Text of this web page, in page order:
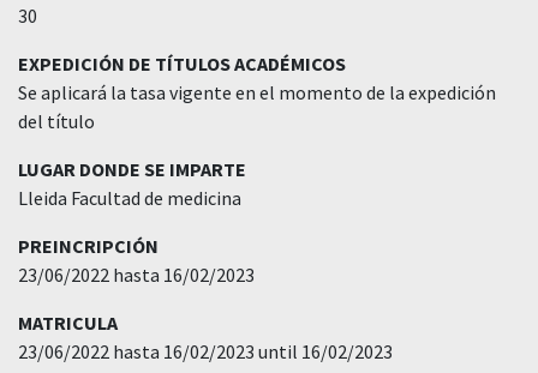
30
EXPEDICIÓN DE TÍTULOS ACADÉMICOS
Se aplicará la tasa vigente en el momento de la expedición
del título
LUGAR DONDE SE IMPARTE
Lleida Facultad de medicina
PREINCRIPCIÓN
23/06/2022 hasta 16/02/2023
MATRICULA
23/06/2022 hasta 16/02/2023 until 16/02/2023